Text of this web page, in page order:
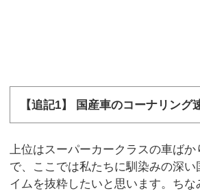
【追記1】 国産車のコーナリング
上位はスーパーカークラスの車ば
で、ここでは私たちに馴染みの深い
イムを抜粋したいと思います。ちな